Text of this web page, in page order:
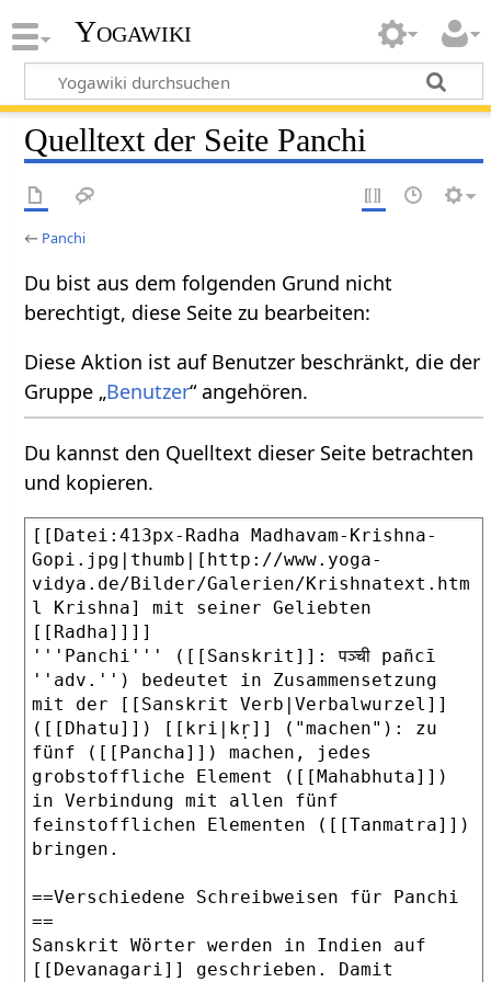
Yogawiki
Quelltext der Seite Panchi
← Panchi
Du bist aus dem folgenden Grund nicht
berechtigt, diese Seite zu bearbeiten:
Diese Aktion ist auf Benutzer beschränkt, die der
Gruppe „Benutzer“ angehören.
Du kannst den Quelltext dieser Seite betrachten
und kopieren.